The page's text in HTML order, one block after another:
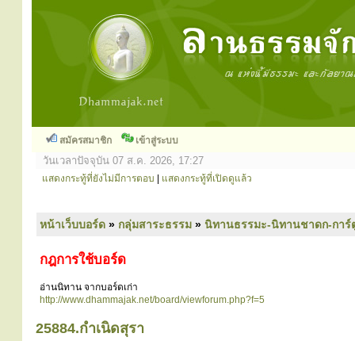
สมัครสมาชิก เข้าสู่ระบบ
วันเวลาปัจจุบัน 07 ส.ค. 2026, 17:27
แสดงกระทู้ที่ยังไม่มีการตอบ แสดงกระทู้ที่เปิดดูแล้ว
หน้าเว็บบอร์ด » กลุ่มสาระธรรม » นิทานธรรมะ-นิทานชาดก-การ์
กฎการใช้บอร์ด
อ่านนิทาน จากบอร์ดเก่า
http://www.dhammajak.net/board/viewforum.php?f=5
25884.กำเนิดสุรา